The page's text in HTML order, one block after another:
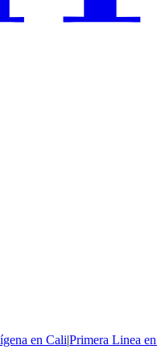
en Cali|Primera Linea